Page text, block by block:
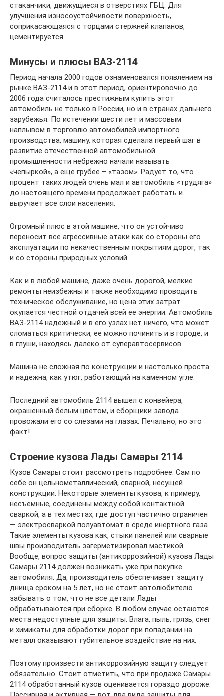
стаканчики, движущиеся в отверстиях ГБЦ. Для
улучшения износоустойчивости поверхность,
соприкасающаяся с торцами стержней клапанов,
цементируется.
Минусы и плюсы ВАЗ-2114
Период начала 2000 годов ознаменовался появлением на
рынке ВАЗ-2114 и в этот период, ориентировочно до
2006 года считалось престижным купить этот
автомобиль не только в России, но и в странах дальнего
зарубежья. По истечении шести лет и массовым
наплывом в торговлю автомобилей импортного
производства, машину, которая сделала первый шаг в
развитие отечественной автомобильной
промышленности небрежно начали называть
«чепыркой», а еще грубее – «тазом». Радует то, что
процент таких людей очень мал и автомобиль «трудяга»
до настоящего времени продолжает работать и
выручает все слои населения.
Огромный плюс в этой машине, что он устойчиво
переносит все агрессивные атаки как со стороны его
эксплуатации по некачественным покрытиям дорог, так
и со стороны природных условий.
Как и в любой машине, даже очень дорогой, мелкие
ремонты неизбежны и также необходимо проводить
техническое обслуживание, но цена этих затрат
окупается честной отдачей всей ее энергии. Автомобиль
ВАЗ-2114 надежный и в его узлах нет ничего, что может
сломаться критически, ее можно починить и в городе, и
в глуши, находясь далеко от суперавтосервисов.
Машина не сложная по конструкции и настолько проста
и надежна, как утюг, работающий на каменном угле.
Последний автомобиль 2114 вышел с конвейера,
окрашенный белым цветом, и сборщики завода
провожали его со слезами на глазах. Печально, но это
факт!
Строение кузова Лады Самары 2114
Кузов Самары стоит рассмотреть подробнее. Сам по
себе он цельнометаллический, сварной, несущей
конструкции. Некоторые элементы кузова, к примеру,
несъемные, соединены между собой контактной
сваркой, а в тех местах, где доступ частично ограничен
— электросваркой полуавтомат в среде инертного газа.
Такие элементы кузова как, стыки панелей или сварные
швы производитель загерметизировал мастикой.
Вообще, вопрос защиты (антикоррозийной) кузова Лады
Самары 2114 должен возникать уже при покупке
автомобиля. Да, производитель обеспечивает защиту
днища сроком на 5 лет, но не стоит автолюбителю
забывать о том, что не все детали Лады
обрабатываются при сборке. В любом случае остаются
места недоступные для защиты. Влага, пыль, грязь, снег
и химикаты для обработки дорог при попадании на
металл оказывают губительное воздействие на них.
Поэтому произвести антикоррозийную защиту следует
обязательно. Стоит отметить, что при продаже Самары
2114 обработанный кузов оценивается гораздо дороже.